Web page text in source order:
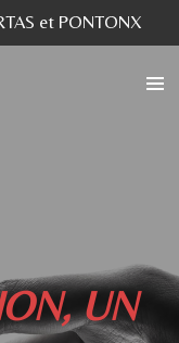
et PONTONX
UN